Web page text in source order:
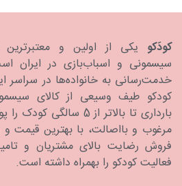
کودَکو یکی از اولین و معتبرترین
خدمت‌رسانی به خانواده‌ها در سراسر
كودكو طیف وسیعی از کالای
بارداری تا بالاتر از 5
مرغوب و بااصالت، با بهترین قیمت
فروش رضایت بالای مشتریان و
فعالیت کودکو را بهمراه داشته است.